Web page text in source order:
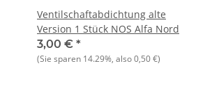
Ventilschaftabdichtung alte
Version 1 Stück NOS Alfa Nord
3,00 € *
(Sie sparen 14.29%, also0,50 €)